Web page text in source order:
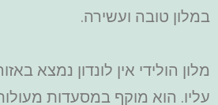
במלון טובה ועשירה.
מלון הולידי אין לונדון נמצא
עליו. הוא מוקף במסעדות